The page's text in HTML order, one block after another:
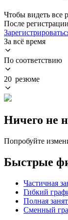
Чтобы видеть все
После
За всё время
По соответствию
20 резюме
Ничего не
Попробуйте
Быстрые
Частичная
Гибкий
Полная
Сменный